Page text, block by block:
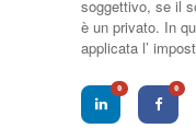
soggettivo, se il
è un privato. In
applicata l’
0 0